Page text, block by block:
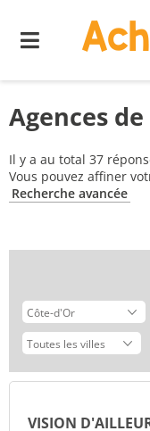
Menu
Agences
Il y a au total 37
Vous pouvez affiner
Recherche avancée
VISION